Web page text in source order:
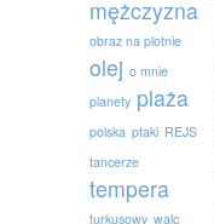
mężczyzna
obraz na plotnie
olej o mnie
planety plaża
polska ptaki REJS
tancerze
tempera
turkusowy walc